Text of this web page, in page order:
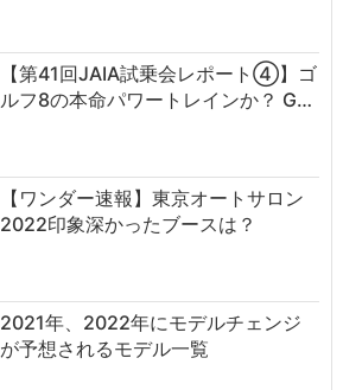
【第41回JAIA試乗会レポート④】ゴ
ルフ8の本命パワートレインか？ G…
【ワンダー速報】東京オートサロン
2022印象深かったブースは？
2021年、2022年にモデルチェンジ
が予想されるモデル一覧